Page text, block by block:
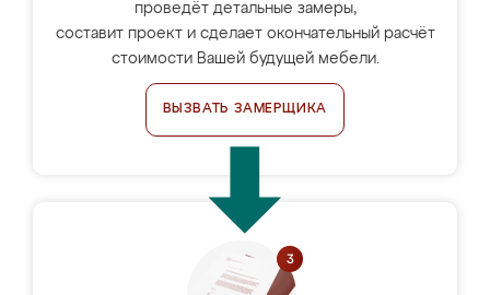
проведёт детальные замеры,
составит проект и сделает окончательный расчёт
стоимости Вашей будущей мебели.
ВЫЗВАТЬ ЗАМЕРЩИКА